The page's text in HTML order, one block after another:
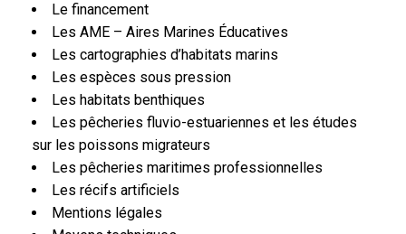
Le financement
Les AME – Aires Marines Éducatives
Les cartographies d’habitats marins
Les espèces sous pression
Les habitats benthiques
Les pêcheries fluvio-estuariennes et les études
sur les poissons migrateurs
Les pêcheries maritimes professionnelles
Les récifs artificiels
Mentions légales